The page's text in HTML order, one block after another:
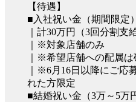
【待遇】
■入社祝い金（期間限定）
｜計30万円（3回分割支給
｜※対象店舗のみ
｜※希望店舗への配属
｜※6月16日以降にご応
れた方限定
■結婚祝い金（3万～5万